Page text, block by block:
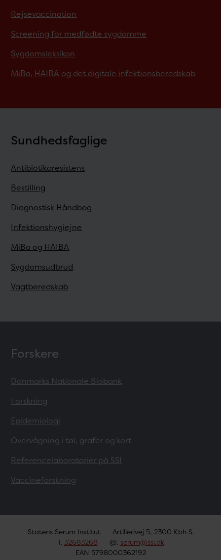
Rejsevaccination
Screening for medfødte sygdomme
Sygdomsleksikon
MiBa, HAIBA og det digitale infektionsberedskab
Sundhedsfaglige
Antibiotikaresistens
Bestilling
Diagnostisk Håndbog
Infektionshygiejne
MiBa og HAIBA
Sygdomsudbrud
Vagtberedskab
Forskere
Danmarks Nationale Biobank
Forskning
Epidemiologi
Overvågning i tal, grafer og kort
Referencelaboratorier på SSI
Vaccineforskning
Statens Serum Institut
Artillerivej 5, 2300 Kbh S.
T. 32683268 @. serum@ssi.dk
EAN 5798000362192